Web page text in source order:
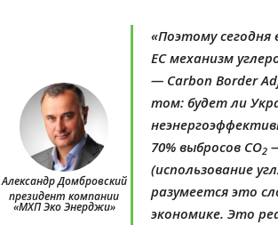
Александр Домбровский
президент компании
«МХП Эко Энерджи»
«Поэтому
ЕС механизм
— Carbon Border
том: будет ли
70% выбросов СО2
(использование
разумеется это
экономике. Это